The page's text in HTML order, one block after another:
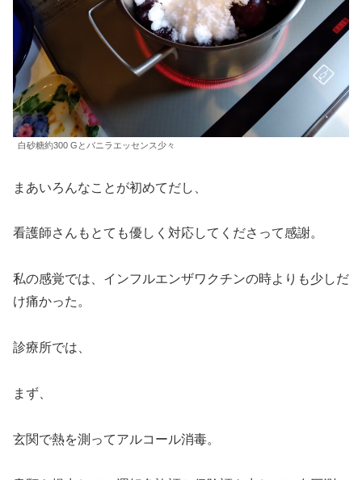
白砂糖約300 Gとバニラエッセンス少々
まあいろんなことが初めてだし、
看護師さんもとても優しく対応してくださって感謝。
私の感覚では、インフルエンザワクチンの時よりも少しだ
け痛かった。
診療所では、
まず、
玄関で熱を測ってアルコール消毒。